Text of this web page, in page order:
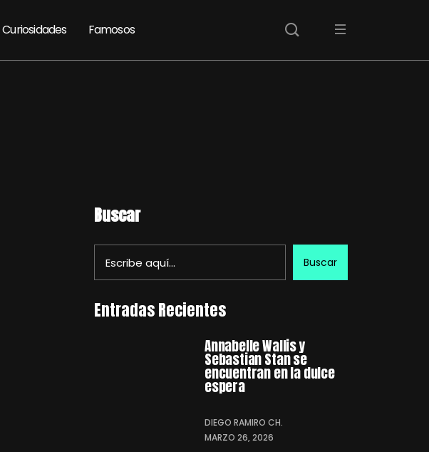
Curiosidades Famosos
Buscar
Buscar
Entradas Recientes
Annabelle Wallis y
Sebastian Stan se
encuentran en la dulce
espera
DIEGO RAMIRO CH.
MARZO 26, 2026